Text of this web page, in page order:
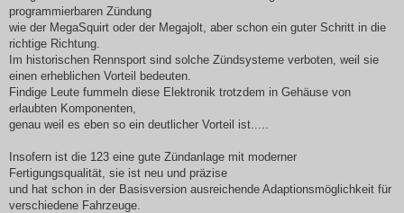
programmierbaren Zündung
wie der MegaSquirt oder der Megajolt, aber schon ein guter Schritt in die
richtige Richtung.
Im historischen Rennsport sind solche Zündsysteme verboten, weil sie
einen erheblichen Vorteil bedeuten.
Findige Leute fummeln diese Elektronik trotzdem in Gehäuse von
erlaubten Komponenten,
genau weil es eben so ein deutlicher Vorteil ist.....
Insofern ist die 123 eine gute Zündanlage mit moderner
Fertigungsqualität, sie ist neu und präzise
und hat schon in der Basisversion ausreichende Adaptionsmöglichkeit für
verschiedene Fahrzeuge.